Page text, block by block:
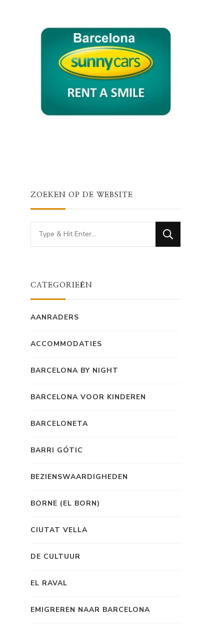
ZOEKEN OP DE WEBSITE
Looking
for
CATEGORIEËN
AANRADERS
ACCOMMODATIES
BARCELONA BY NIGHT
BARCELONA VOOR KINDEREN
BARCELONETA
BARRI GÓTIC
BEZIENSWAARDIGHEDEN
BORNE (EL BORN)
CIUTAT VELLA
DE CULTUUR
EL RAVAL
EMIGREREN NAAR BARCELONA